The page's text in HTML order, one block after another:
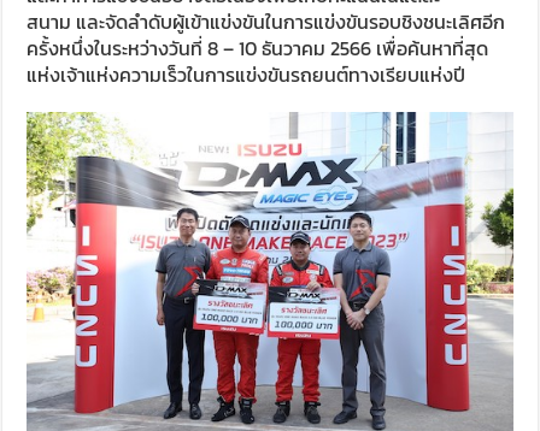
สนาม และจัดลำดับผู้เข้าแข่งขันในการแข่งขันรอบชิงชนะเลิศอีก
ครั้งหนึ่งในระหว่างวันที่ 8 – 10 ธันวาคม 2566 เพื่อค้นหาที่สุด
แห่งเจ้าแห่งความเร็วในการแข่งขันรถยนต์ทางเรียบแห่งปี